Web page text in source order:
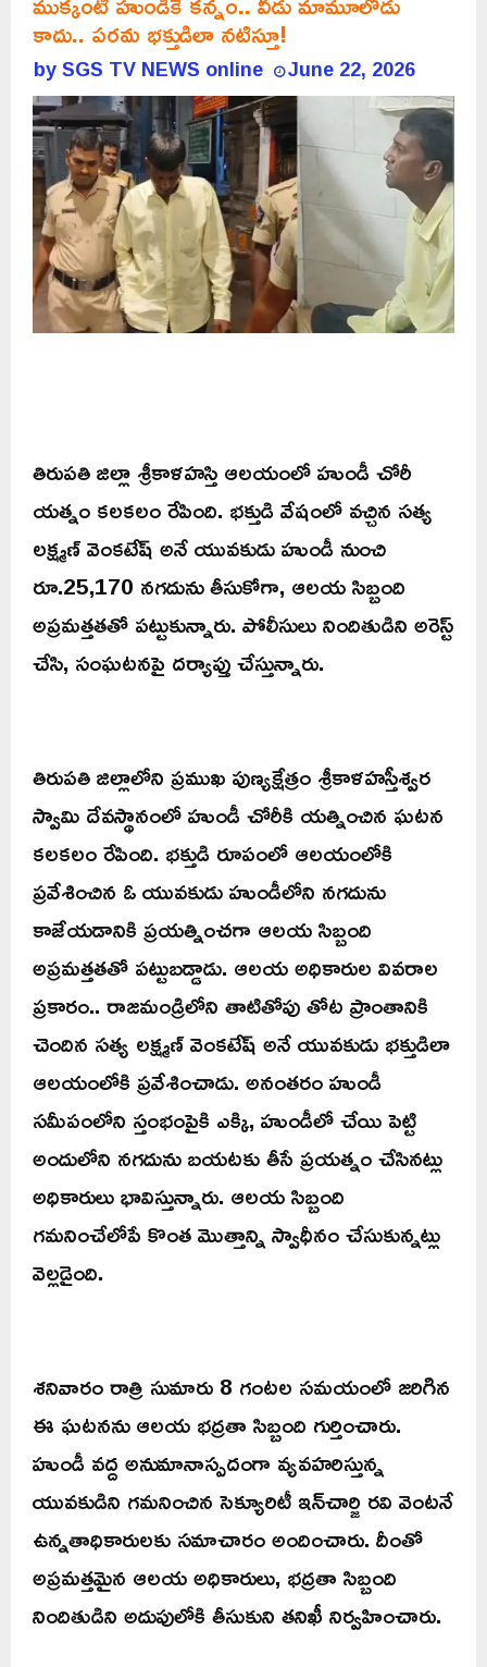
కాదు.. పరమ భక్తుడిలా నటిస్తూ!
bySGS TV NEWS online June 22, 2026
తిరుపతి జిల్లా శ్రీకాళహస్తి ఆలయంలో హుండీ చోరీ
యత్నం కలకలం రేపింది. భక్తుడి వేషంలో వచ్చిన సత్య
లక్ష్మణ్ వెంకటేష్ అనే యువకుడు హుండీ నుంచి
రూ.25,170 నగదును తీసుకోగా, ఆలయ సిబ్బంది
అప్రమత్తతతో పట్టుకున్నారు. పోలీసులు నిందితుడిని అరెస్ట్
చేసి, సంఘటనపై దర్యాప్తు చేస్తున్నారు.
తిరుపతి జిల్లాలోని ప్రముఖ పుణ్యక్షేత్రం శ్రీకాళహస్తీశ్వర
స్వామి దేవస్థానంలో హుండీ చోరీకి యత్నించిన ఘటన
కలకలం రేపింది. భక్తుడి రూపంలో ఆలయంలోకి
ప్రవేశించిన ఓ యువకుడు హుండీలోని నగదును
కాజేయడానికి ప్రయత్నించగా ఆలయ సిబ్బంది
అప్రమత్తతతో పట్టుబడ్డాడు. ఆలయ అధికారుల వివరాల
ప్రకారం.. రాజమండ్రిలోని తాటితోపు తోట ప్రాంతానికి
చెందిన సత్య లక్ష్మణ్ వెంకటేష్ అనే యువకుడు భక్తుడిలా
ఆలయంలోకి ప్రవేశించాడు. అనంతరం హుండీ
సమీపంలోని స్తంభంపైకి ఎక్కి, హుండీలో చేయి పెట్టి
అందులోని నగదును బయటకు తీసే ప్రయత్నం చేసినట్లు
అధికారులు భావిస్తున్నారు. ఆలయ సిబ్బంది
గమనించేలోపే కొంత మొత్తాన్ని స్వాధీనం చేసుకున్నట్లు
వెల్లడైంది.
శనివారం రాత్రి సుమారు 8 గంటల సమయంలో జరిగిన
ఈ ఘటనను ఆలయ భద్రతా సిబ్బంది గుర్తించారు.
హుండీ వద్ద అనుమానాస్పదంగా వ్యవహరిస్తున్న
యువకుడిని గమనించిన సెక్యూరిటీ ఇన్‌చార్జి రవి వెంటనే
ఉన్నతాధికారులకు సమాచారం అందించారు. దీంతో
అప్రమత్తమైన ఆలయ అధికారులు, భద్రతా సిబ్బంది
నిందితుడిని అదుపులోకి తీసుకుని తనిఖీ నిర్వహించారు.